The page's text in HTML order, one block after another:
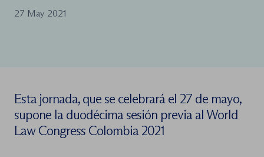
27 May 2021
Esta jornada, que se celebrará el 27 de mayo,
supone la duodécima sesión previa al World
Law Congress Colombia 2021